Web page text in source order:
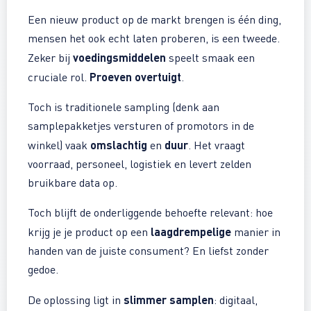
Een nieuw product op de markt brengen is één ding,
mensen het ook echt laten proberen, is een tweede.
Zeker bij voedingsmiddelen speelt smaak een
cruciale rol. Proeven overtuigt.
Toch is traditionele sampling (denk aan
samplepakketjes versturen of promotors in de
winkel) vaak omslachtig en duur. Het vraagt
voorraad, personeel, logistiek en levert zelden
bruikbare data op.
Toch blijft de onderliggende behoefte relevant: hoe
krijg je je product op een laagdrempelige manier in
handen van de juiste consument? En liefst zonder
gedoe.
De oplossing ligt in slimmer samplen: digitaal,